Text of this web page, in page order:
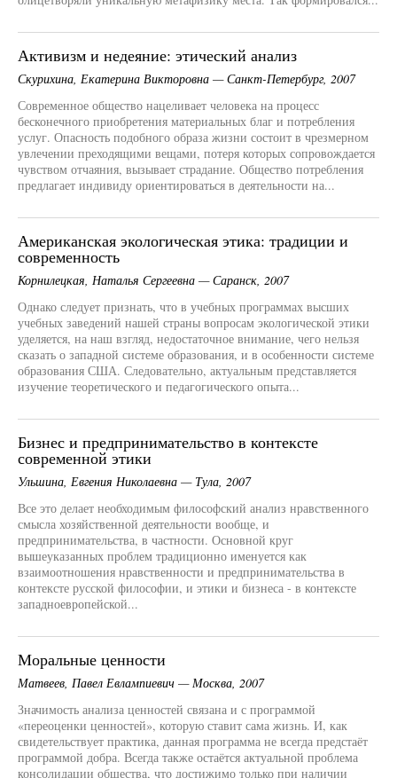
Активизм и недеяние: этический анализ
Скурихина, Екатерина Викторовна — Санкт-Петербург, 2007
Современное общество нацеливает человека на процесс
бесконечного приобретения материальных благ и потребления
услуг. Опасность подобного образа жизни состоит в чрезмерном
увлечении преходящими вещами, потеря которых сопровождается
чувством отчаяния, вызывает страдание. Общество потребления
предлагает индивиду ориентироваться в деятельности на...
Американская экологическая этика: традиции и
современность
Корнилецкая, Наталья Сергеевна — Саранск, 2007
Однако следует признать, что в учебных программах высших
учебных заведений нашей страны вопросам экологической этики
уделяется, на наш взгляд, недостаточное внимание, чего нельзя
сказать о западной системе образования, и в особенности системе
образования США. Следовательно, актуальным представляется
изучение теоретического и педагогического опыта...
Бизнес и предпринимательство в контексте
современной этики
Ульшина, Евгения Николаевна — Тула, 2007
Все это делает необходимым философский анализ нравственного
смысла хозяйственной деятельности вообще, и
предпринимательства, в частности. Основной круг
вышеуказанных проблем традиционно именуется как
взаимоотношения нравственности и предпринимательства в
контексте русской философии, и этики и бизнеса - в контексте
западноевропейской...
Моральные ценности
Матвеев, Павел Евлампиевич — Москва, 2007
Значимость анализа ценностей связана и с программой
«переоценки ценностей», которую ставит сама жизнь. И, как
свидетельствует практика, данная программа не всегда предстаёт
программой добра. Всегда также остаётся актуальной проблема
консолидации общества, что достижимо только при наличии